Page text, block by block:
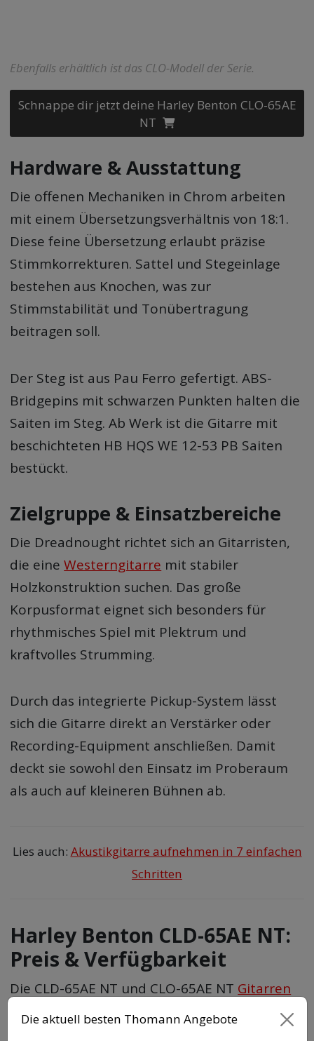
Ebenfalls erhältlich ist das CLO-Modell der Serie.
Schnappe dir jetzt deine Harley Benton CLO-65AE
NT
Hardware & Ausstattung
Die offenen Mechaniken in Chrom arbeiten
mit einem Übersetzungsverhältnis von 18:1.
Diese feine Übersetzung erlaubt präzise
Stimmkorrekturen. Sattel und Stegeinlage
bestehen aus Knochen, was zur
Stimmstabilität und Tonübertragung
beitragen soll.
Der Steg ist aus Pau Ferro gefertigt. ABS-
Bridgepins mit schwarzen Punkten halten die
Saiten im Steg. Ab Werk ist die Gitarre mit
beschichteten HB HQS WE 12-53 PB Saiten
bestückt.
Zielgruppe & Einsatzbereiche
Die Dreadnought richtet sich an Gitarristen,
die eineWesterngitarre mit stabiler
Holzkonstruktion suchen. Das große
Korpusformat eignet sich besonders für
rhythmisches Spiel mit Plektrum und
kraftvolles Strumming.
Durch das integrierte Pickup-System lässt
sich die Gitarre direkt an Verstärker oder
Recording-Equipment anschließen. Damit
deckt sie sowohl den Einsatz im Proberaum
als auch auf kleineren Bühnen ab.
Lies auch: Akustikgitarre aufnehmen in 7 einfachen
Schritten
Harley Benton CLD-65AE NT:
Preis & Verfügbarkeit
Die CLD-65AE NT und CLO-65AE NT Gitarren
sind laut Hersteller ab sofort zu einem Preis
Die aktuell besten Thomann Angebote